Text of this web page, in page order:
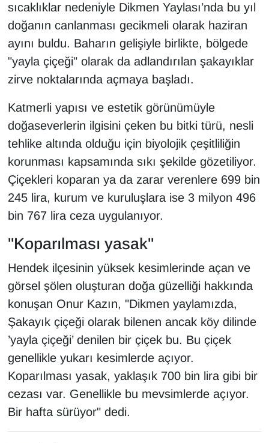
sıcaklıklar nedeniyle Dikmen Yaylası’nda bu yıl
doğanın canlanması gecikmeli olarak haziran
ayını buldu. Baharın gelişiyle birlikte, bölgede
"yayla çiçeği" olarak da adlandırılan şakayıklar
zirve noktalarında açmaya başladı.
Katmerli yapısı ve estetik görünümüyle
doğaseverlerin ilgisini çeken bu bitki türü, nesli
tehlike altında olduğu için biyolojik çeşitliliğin
korunması kapsamında sıkı şekilde gözetiliyor.
Çiçekleri koparan ya da zarar verenlere 699 bin
245 lira, kurum ve kuruluşlara ise 3 milyon 496
bin 767 lira ceza uygulanıyor.
"Koparılması yasak"
Hendek ilçesinin yüksek kesimlerinde açan ve
görsel şölen oluşturan doğa güzelliği hakkında
konuşan Onur Kazın, "Dikmen yaylamızda,
Şakayık çiçeği olarak bilenen ancak köy dilinde
’yayla çiçeği’ denilen bir çiçek bu. Bu çiçek
genellikle yukarı kesimlerde açıyor.
Koparılması yasak, yaklaşık 700 bin lira gibi bir
cezası var. Genellikle bu mevsimlerde açıyor.
Bir hafta sürüyor" dedi.
Kamu Alımları
Kim Kimdir?
Kültür & Sanat
KURDÎ
MAGAZİN
MEDYA
ONE EKONOMİ
POLİTİKA
Resmi İlanlar
RÖPORTAJ
SAĞLIK
Seri İlan
Sinema - TV
SİYASET